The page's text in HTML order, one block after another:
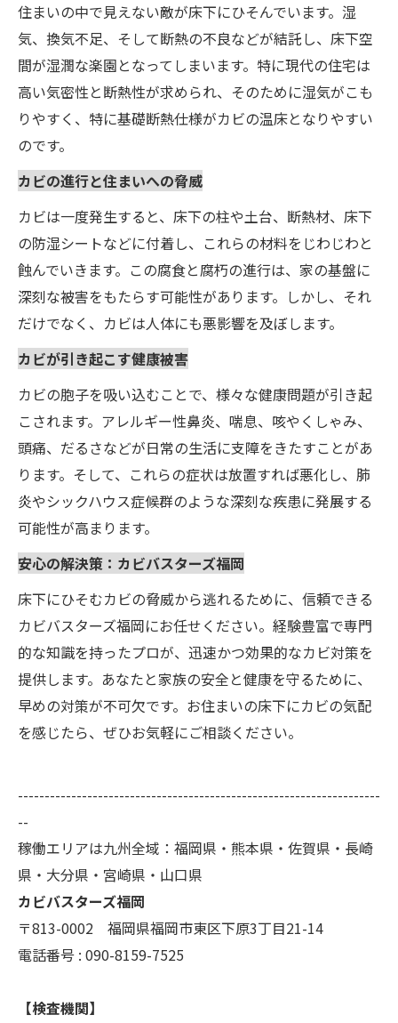
住まいの中で見えない敵が床下にひそんでいます。湿
気、換気不足、そして断熱の不良などが結託し、床下空
間が湿潤な楽園となってしまいます。特に現代の住宅は
高い気密性と断熱性が求められ、そのために湿気がこも
りやすく、特に基礎断熱仕様がカビの温床となりやすい
のです。
カビの進行と住まいへの脅威
カビは一度発生すると、床下の柱や土台、断熱材、床下
の防湿シートなどに付着し、これらの材料をじわじわと
蝕んでいきます。この腐食と腐朽の進行は、家の基盤に
深刻な被害をもたらす可能性があります。しかし、それ
だけでなく、カビは人体にも悪影響を及ぼします。
カビが引き起こす健康被害
カビの胞子を吸い込むことで、様々な健康問題が引き起
こされます。アレルギー性鼻炎、喘息、咳やくしゃみ、
頭痛、だるさなどが日常の生活に支障をきたすことがあ
ります。そして、これらの症状は放置すれば悪化し、肺
炎やシックハウス症候群のような深刻な疾患に発展する
可能性が高まります。
安心の解決策：カビバスターズ福岡
床下にひそむカビの脅威から逃れるために、信頼できる
カビバスターズ福岡にお任せください。経験豊富で専門
的な知識を持ったプロが、迅速かつ効果的なカビ対策を
提供します。あなたと家族の安全と健康を守るために、
早めの対策が不可欠です。お住まいの床下にカビの気配
を感じたら、ぜひお気軽にご相談ください。
--------------------------------------------------------------------
--
稼働エリアは九州全域：福岡県・熊本県・佐賀県・長崎
県・大分県・宮崎県・山口県
カビバスターズ福岡
〒813-0002 福岡県福岡市東区下原3丁目21-14
電話番号 : 090-8159-7525
【検査機関】